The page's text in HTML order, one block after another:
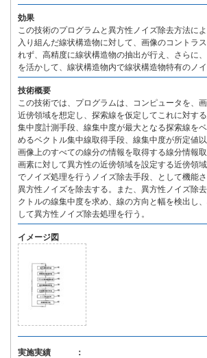
効果
この技術のプログラムと異方性ノイズ除去方法に
入り組んだ線状構造物に対して、画像のコントラ
れず、高精度に線状構造物の抽出が行え、さらに
を活かして、線状構造物内で線状構造物特有のノイ
技術概要
この技術では、プログラムは、コンピュータを、
近傍領域を想定し、探索線を仮定してこれに対す
集中度計測手段、線集中度が最大となる探索線を
めるベクトル集中線取得手段、線集中度が所定値
画像上のすべての線分の情報を取得する線分情報
画素に対して異方性の近傍領域を設定する近傍領
でノイズ処理を行うノイズ除去手段、として機能
異方性ノイズを除去する。また、異方性ノイズ除
クトルの線集中度を求め、線の方向と幅を検出し
して異方性ノイズ除去処理を行う。
イメージ図
実施実績 ：